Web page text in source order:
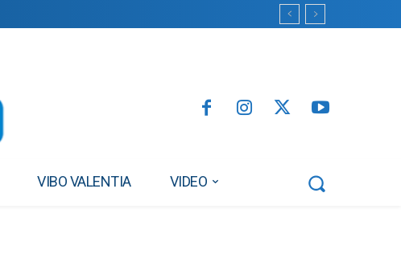
VIBO VALENTIA VIDEO